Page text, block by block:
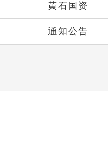
黄石国资
通知公告